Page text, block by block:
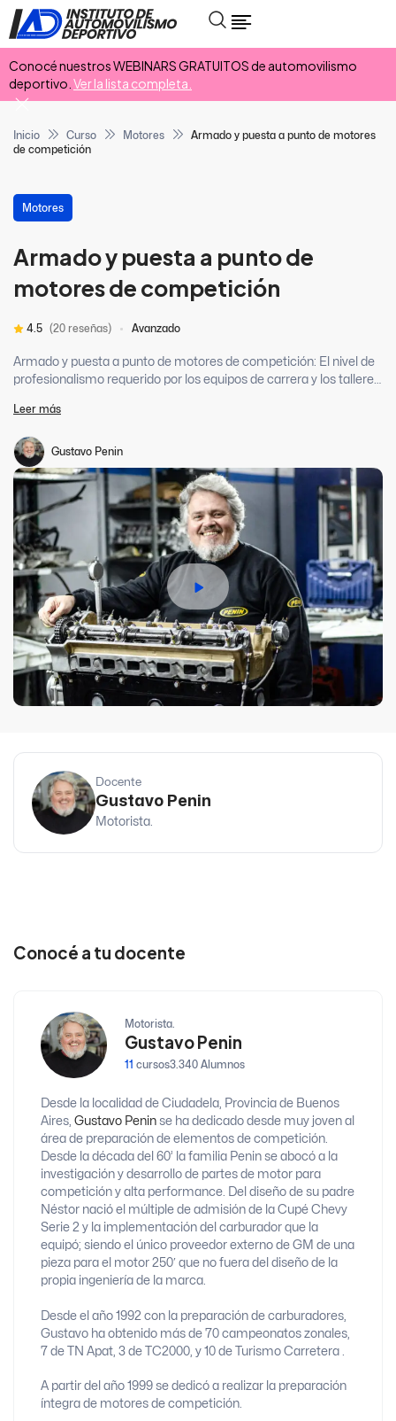
Conocé nuestros WEBINARS GRATUITOS de automovilismo
deportivo. Ver la lista completa.
Inicio Curso Motores
Armado y puesta a punto de motores
de competición
Motores
Armado y puesta a punto de
motores de competición
4.5 (20 reseñas) Avanzado
Armado y puesta a punto de motores de competición: El nivel de
profesionalismo requerido por los equipos de carrera y los talleres
Todos los cursos que ofrecemos están basados en nuestra
competición a un nuevo nivel, facilitando los conocimientos
adquiridos por más de 35 años en el mercado.
Leer más
Gustavo Penin
Docente
Gustavo Penin
Motorista.
Conocé a tu docente
Motorista.
Gustavo Penin
11 cursos3.340 Alumnos
Desde la localidad de Ciudadela, Provincia de Buenos
Aires, Gustavo Penin se ha dedicado desde muy joven al
área de preparación de elementos de competición.
Desde la década del 60’ la familia Penin se abocó a la
investigación y desarrollo de partes de motor para
competición y alta performance. Del diseño de su padre
Néstor nació el múltiple de admisión de la Cupé Chevy
Serie 2 y la implementación del carburador que la
equipó; siendo el único proveedor externo de GM de una
pieza para el motor 250′ que no fuera del diseño de la
propia ingeniería de la marca.
Desde el año 1992 con la preparación de carburadores,
Gustavo ha obtenido más de 70 campeonatos zonales,
7 de TN Apat, 3 de TC2000, y 10 de Turismo Carretera .
A partir del año 1999 se dedicó a realizar la preparación
íntegra de motores de competición.